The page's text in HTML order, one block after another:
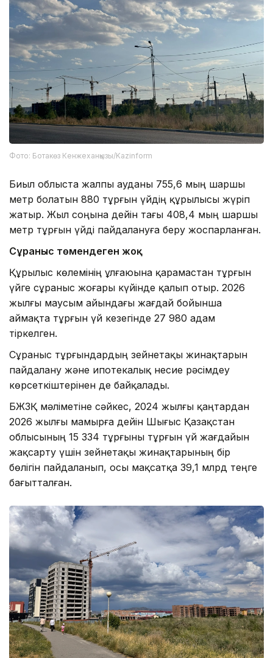
Фото: Ботакөз Кенжеханқызы/Kazinform
Биыл облыста жалпы ауданы 755,6 мың шаршы
метр болатын 880 тұрғын үйдің құрылысы жүріп
жатыр. Жыл соңына дейін тағы 408,4 мың шаршы
метр тұрғын үйді пайдалануға беру жоспарланған.
Сұраныс төмендеген жоқ
Құрылыс көлемінің ұлғаюына қарамастан тұрғын
үйге сұраныс жоғары күйінде қалып отыр. 2026
жылғы маусым айындағы жағдай бойынша
аймақта тұрғын үй кезегінде 27 980 адам
тіркелген.
Сұраныс тұрғындардың зейнетақы жинақтарын
пайдалану және ипотекалық несие рәсімдеу
көрсеткіштерінен де байқалады.
БЖЗҚ мәліметіне сәйкес, 2024 жылғы қаңтардан
2026 жылғы мамырға дейін Шығыс Қазақстан
облысының 15 334 тұрғыны тұрғын үй жағдайын
жақсарту үшін зейнетақы жинақтарының бір
бөлігін пайдаланып, осы мақсатқа 39,1 млрд теңге
бағытталған.